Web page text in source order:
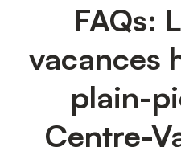
FAQs:
vacances
plain-
Centre-